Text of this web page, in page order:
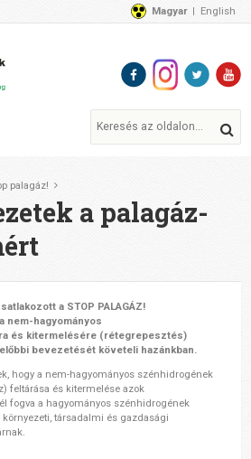
Magyar English
palagáz!
a palagáz-
a STOP PALAGÁZ!
nem-hagyományos
és kitermelésére (rétegrepesztés)
bevezetését követeli hazánkban.
hogy a nem-hagyományos szénhidrogének
feltárása és kitermelése azok
fogva a hagyományos szénhidrogének
társadalmi és gazdasági